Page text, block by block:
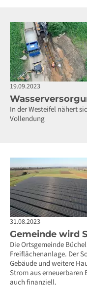
19.09.2023
In der Westeifel nähert
Vollendung
31.08.2023
Gemeinde wird
Die Ortsgemeinde
Freiflächenanlage. Der
Gebäude und weitere
Strom aus erneuerbaren
auch finanziell.